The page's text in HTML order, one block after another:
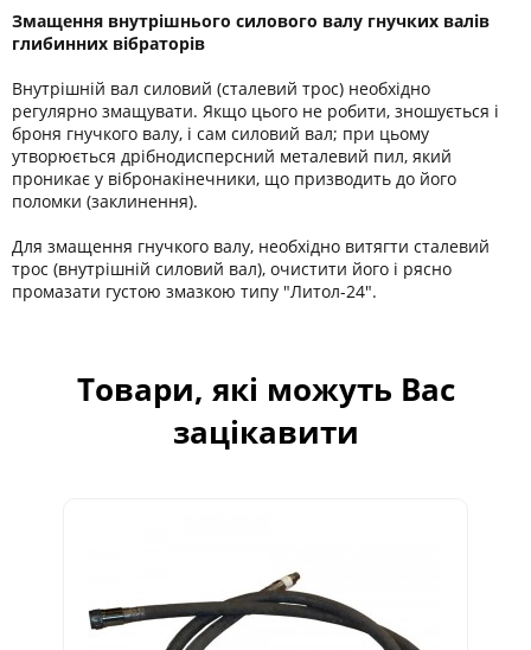
Змащення внутрішнього силового валу гнучких валів
глибинних вібраторів
Внутрішній вал силовий (сталевий трос) необхідно
регулярно змащувати. Якщо цього не робити, зношується і
броня гнучкого валу, і сам силовий вал; при цьому
утворюється дрібнодисперсний металевий пил, який
проникає у вібронакінечники, що призводить до його
поломки (заклинення).
Для змащення гнучкого валу, необхідно витягти сталевий
трос (внутрішній силовий вал), очистити його і рясно
промазати густою змазкою типу "Литол-24".
Товари, які можуть Вас
зацікавити